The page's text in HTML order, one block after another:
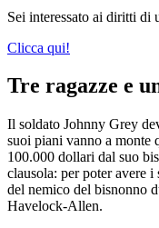
Sei interessato ai diritti di
Clicca qui!
Tre ragazze e
Il soldato Johnny Grey
suoi piani vanno a monte
100.000 dollari dal suo
clausola: per poter avere i
del nemico del bisnonno
Havelock-Allen.